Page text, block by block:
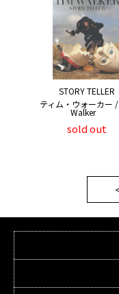
STORY TELLER
ティム・ウォーカー
Walker
sold out